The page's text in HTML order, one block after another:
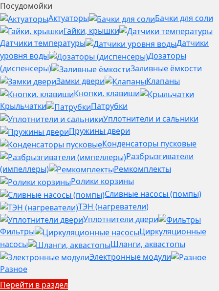
Посудомойки
Актуаторы
Бачки для соли
Гайки, крышки
Датчики температуры
Датчики
уровня воды
Дозаторы
(диспенсеры)
Заливные ёмкости
Замки двери
Клапаны
Кнопки, клавиши
Крыльчатки
Патрубки
Уплотнители и сальники
Пружины двери
Конденсаторы пусковые
Разбрызгиватели
(импеллеры)
Ремкомплекты
Ролики корзины
Сливные насосы (помпы)
ТЭН (нагреватели)
Уплотнители двери
Фильтры
Циркуляционные
насосы
Шланги, аквастопы
Электронные модули
Разное
Перейти в раздел